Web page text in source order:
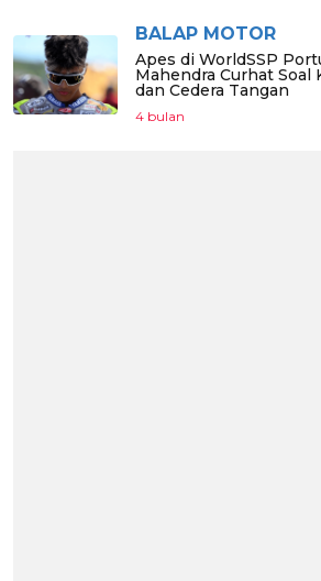
BALAP MOTOR
Apes di WorldSSP
Mahendra Curhat
dan Cedera Tangan
4 bulan